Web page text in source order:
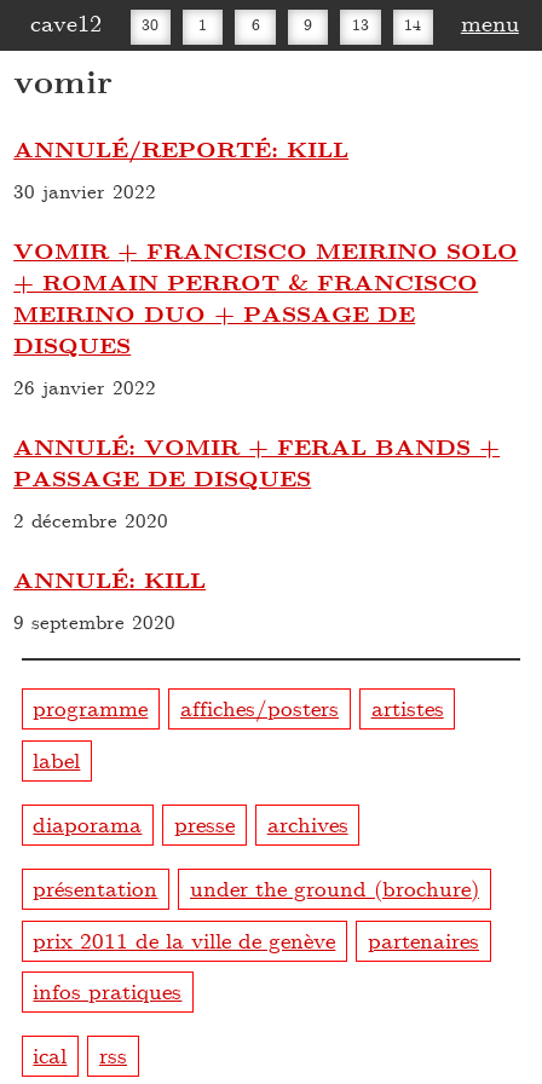
cave12 30 1 6 9 13 14 menu
vomir
ANNULÉ/REPORTÉ: KILL
30 janvier 2022
VOMIR + FRANCISCO MEIRINO SOLO
+ ROMAIN PERROT & FRANCISCO
MEIRINO DUO + PASSAGE DE
DISQUES
26 janvier 2022
ANNULÉ: VOMIR + FERAL BANDS +
PASSAGE DE DISQUES
2 décembre 2020
ANNULÉ: KILL
9 septembre 2020
programme affiches/posters
artistes
label
diaporama presse archives
présentation
under the ground (brochure)
prix 2011 de la ville de genève
partenaires
infos pratiques
ical rss